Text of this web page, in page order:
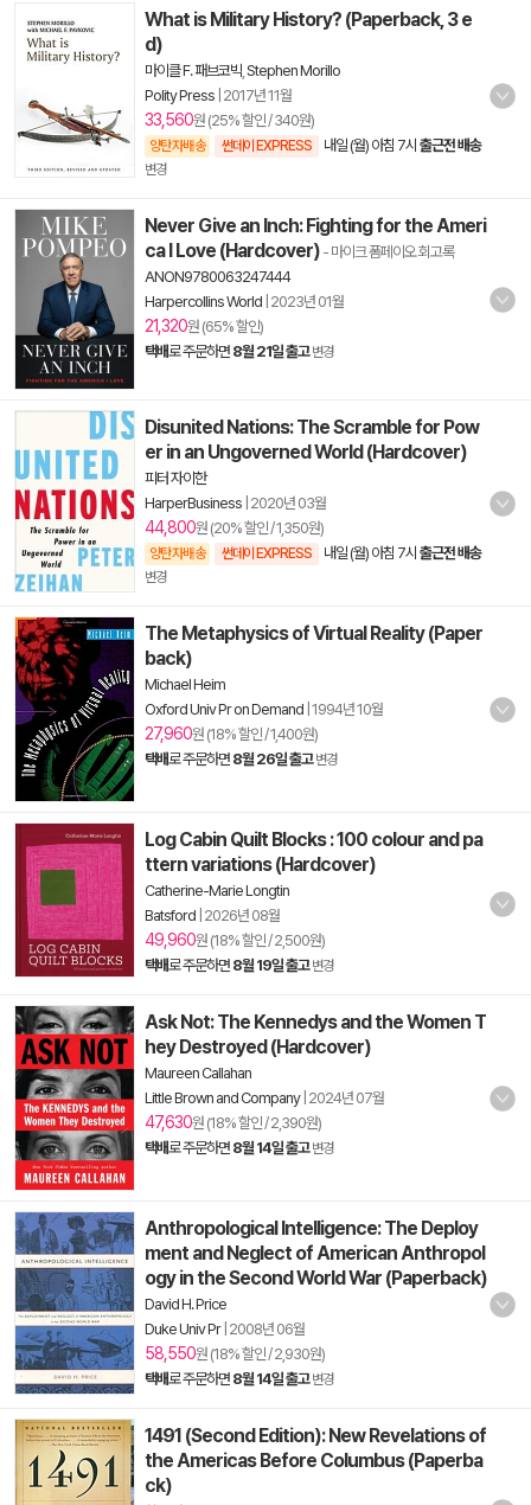
What is Military History? (Paperback, 3 e
d)
마이클 F. 패브코빅 Stephen Morillo
Polity Press 2017년 11월
33,560원 (25% 할인 / 340원)
양탄자배송 썬데이 EXPRESS 내일 (월) 아침 7시 출근전 배송
변경
Never Give an Inch: Fighting for the Ameri
ca I Love (Hardcover) - 마이크 폼페이오 회고록
ANON9780063247444
Harpercollins World 2023년 01월
21,320원 (65% 할인)
택배로 주문하면 8월 21일 출고 변경
Disunited Nations: The Scramble for Pow
er in an Ungoverned World (Hardcover)
피터 자이한
HarperBusiness 2020년 03월
44,800원 (20% 할인 / 1,350원)
양탄자배송 썬데이 EXPRESS 내일 (월) 아침 7시 출근전 배송
변경
The Metaphysics of Virtual Reality (Paper
back)
Michael Heim
Oxford Univ Pr on Demand 1994년 10월
27,960원 (18% 할인 / 1,400원)
택배로 주문하면 8월 26일 출고 변경
Log Cabin Quilt Blocks : 100 colour and pa
ttern variations (Hardcover)
Catherine-Marie Longtin
Batsford 2026년 08월
49,960원 (18% 할인 / 2,500원)
택배로 주문하면 8월 19일 출고 변경
Ask Not: The Kennedys and the Women T
hey Destroyed (Hardcover)
Maureen Callahan
Little Brown and Company| 2024년 07월
47,630원 (18% 할인 / 2,390원)
택배로 주문하면 8월 14일 출고 변경
Anthropological Intelligence: The Deploy
ment and Neglect of American Anthropol
ogy in the Second World War (Paperback)
David H. Price
Duke Univ Pr| 2008년 06월
58,550원 (18% 할인 / 2,930원)
택배로 주문하면 8월 14일 출고 변경
1491 (Second Edition): New Revelations of
the Americas Before Columbus (Paperba
ck)